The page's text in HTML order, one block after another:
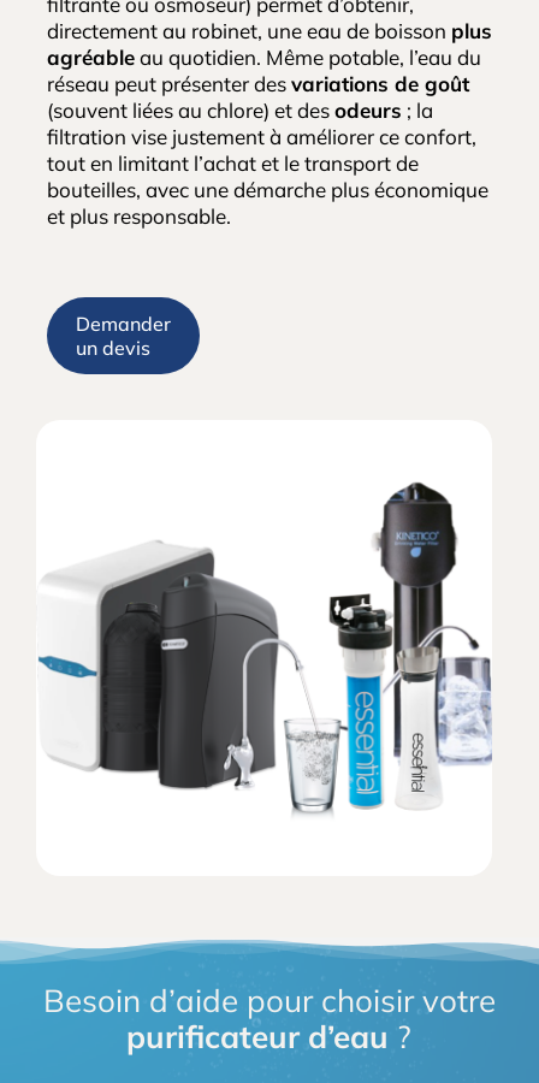
directement au robinet, une eau de boisson plus
agréableau quotidien. Même potable, l’eau du
réseau peut présenter desvariations de goût
(souvent liées au chlore) et desodeurs ; la
filtration vise justement à améliorer ce confort,
tout en limitant l’achat et le transport de
bouteilles, avec une démarche plus économique
et plus responsable.
Demander
un devis
Besoin d’aide pour choisir votre
purificateur d’eau ?